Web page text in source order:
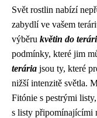
Svět rostlin nabízí
zabydlí ve vašem
výběru květin do
podmínky, které jim
terária jsou ty, které
nižší intenzitě světla.
Fitónie s pestrými
s listy připomínajícími